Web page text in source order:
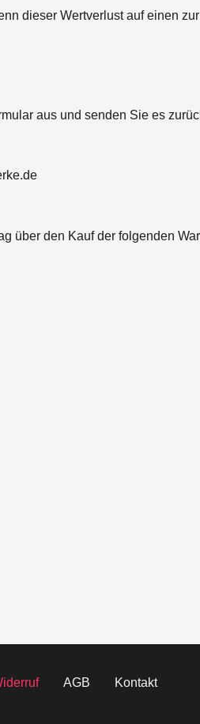
dieser Wertverlust auf einen
aus und senden Sie es
über den Kauf der folgenden
AGB Kontakt